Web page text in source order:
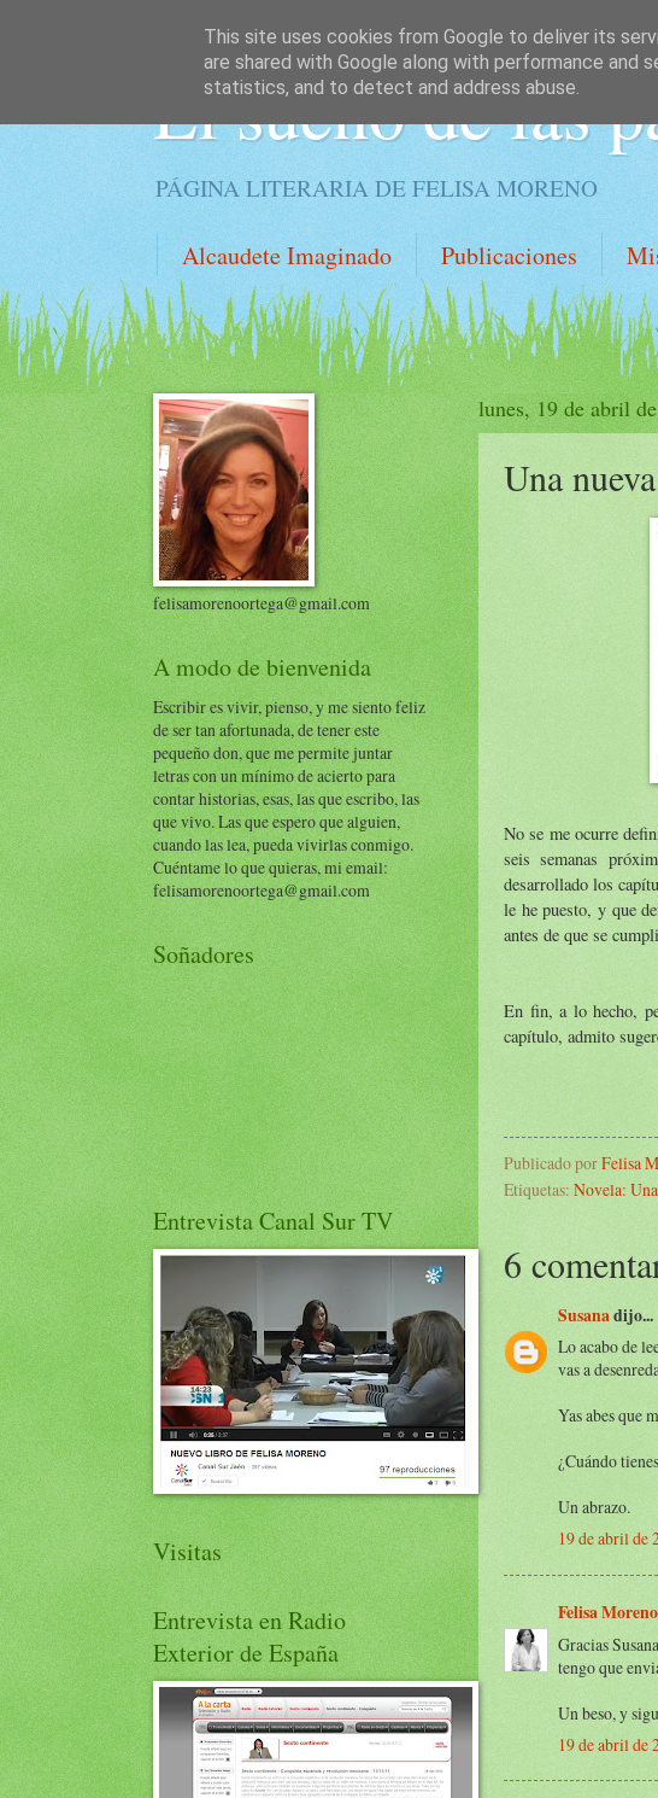
El sueño de las
PÁGINA LITERARIA DE FELISA MORENO
Alcaudete Imaginado Publicaciones
lunes, 19 de abril
Una
No se me ocurre
seis semanas
desarrollado los
le he puesto, y que
antes de que se
En fin, a lo hecho,
capítulo, admito
Publicado porFelisa
Etiquetas: Novela:
6
Susanadijo...
Lo acabo de
vas a
Yas abes que
¿Cuándo
Un abrazo.
19 de abril de
Felisa Moreno
Gracias
tengo que
Un beso, y
19 de abril de
felisamorenoortega@gmail.com
A modo de bienvenida
Escribir es vivir, pienso, y me siento feliz
de ser tan afortunada, de tener este
pequeño don, que me permite juntar
letras con un mínimo de acierto para
contar historias, esas, las que escribo, las
que vivo. Las que espero que alguien,
cuando las lea, pueda vivirlas conmigo.
Cuéntame lo que quieras, mi email:
felisamorenoortega@gmail.com
Soñadores
Entrevista Canal Sur TV
Visitas
Entrevista en Radio
Exterior de España
This site uses cookies from Google to deliver its
are shared with Google along with performance
statistics, and to detect and address abuse.